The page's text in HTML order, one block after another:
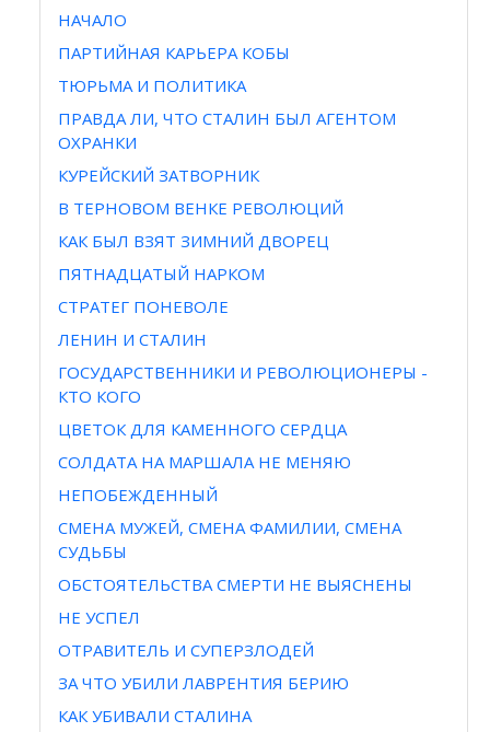
НАЧАЛО
ПАРТИЙНАЯ КАРЬЕРА КОБЫ
ТЮРЬМА И ПОЛИТИКА
ПРАВДА ЛИ, ЧТО СТАЛИН БЫЛ АГЕНТОМ
ОХРАНКИ
КУРЕЙСКИЙ ЗАТВОРНИК
В ТЕРНОВОМ ВЕНКЕ РЕВОЛЮЦИЙ
КАК БЫЛ ВЗЯТ ЗИМНИЙ ДВОРЕЦ
ПЯТНАДЦАТЫЙ НАРКОМ
СТРАТЕГ ПОНЕВОЛЕ
ЛЕНИН И СТАЛИН
ГОСУДАРСТВЕННИКИ И РЕВОЛЮЦИОНЕРЫ -
КТО КОГО
ЦВЕТОК ДЛЯ КАМЕННОГО СЕРДЦА
СОЛДАТА НА МАРШАЛА НЕ МЕНЯЮ
НЕПОБЕЖДЕННЫЙ
СМЕНА МУЖЕЙ, СМЕНА ФАМИЛИИ, СМЕНА
СУДЬБЫ
ОБСТОЯТЕЛЬСТВА СМЕРТИ НЕ ВЫЯСНЕНЫ
НЕ УСПЕЛ
ОТРАВИТЕЛЬ И СУПЕРЗЛОДЕЙ
ЗА ЧТО УБИЛИ ЛАВРЕНТИЯ БЕРИЮ
КАК УБИВАЛИ СТАЛИНА